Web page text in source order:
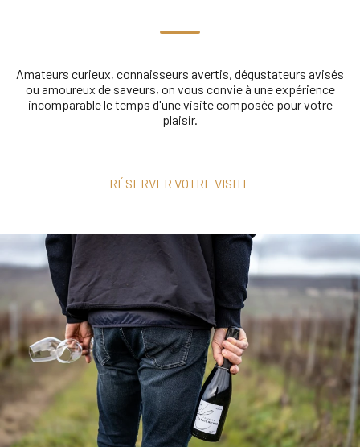
Amateurs curieux, connaisseurs avertis, dégustateurs avisés
ou amoureux de saveurs, on vous convie à une expérience
incomparable le temps d'une visite composée pour votre
plaisir.
RÉSERVER VOTRE VISITE